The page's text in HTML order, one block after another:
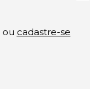
ou cadastre-se